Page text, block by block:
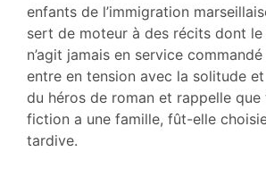
enfants de l’immigration
sert de moteur à des récits dont
n’agit jamais en service
entre en tension avec la solitude
du héros de roman et rappelle
fiction a une famille, fût-elle
tardive.